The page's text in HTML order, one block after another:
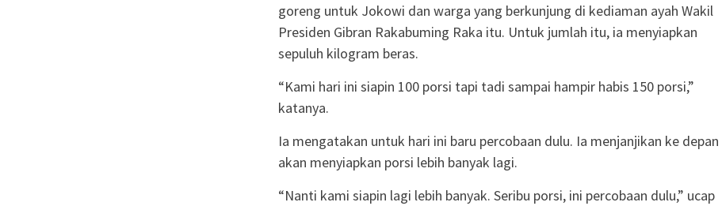
goreng untuk Jokowi dan warga yang berkunjung di kediaman ayah Wakil
Presiden Gibran Rakabuming Raka itu. Untuk jumlah itu, ia menyiapkan
sepuluh kilogram beras.
“Kami hari ini siapin 100 porsi tapi tadi sampai hampir habis 150 porsi,”
katanya.
Ia mengatakan untuk hari ini baru percobaan dulu. Ia menjanjikan ke depan
akan menyiapkan porsi lebih banyak lagi.
“Nanti kami siapin lagi lebih banyak. Seribu porsi, ini percobaan dulu,” ucap